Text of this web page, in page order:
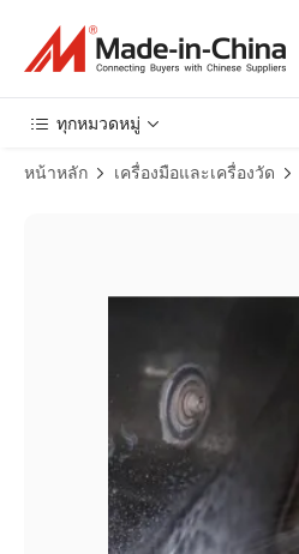
ทุกหมวดหมู่
หน้าหลัก เครื่องมือและเครื่องวัด